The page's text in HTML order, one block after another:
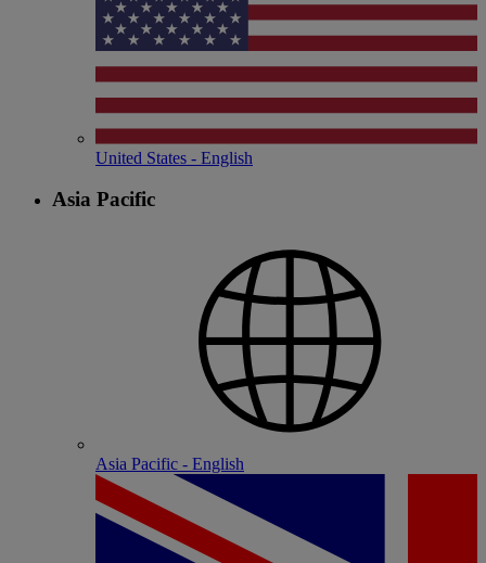
United States - English
Asia Pacific
Asia Pacific - English